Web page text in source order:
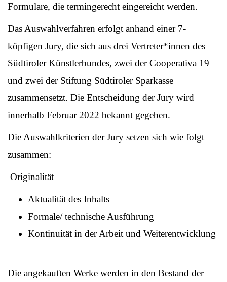
Formulare, die termingerecht eingereicht werden.
Das Auswahlverfahren erfolgt anhand einer 7-
köpfigen Jury, die sich aus drei Vertreter*innen des
Südtiroler Künstlerbundes, zwei der Cooperativa 19
und zwei der Stiftung Südtiroler Sparkasse
zusammensetzt. Die Entscheidung der Jury wird
innerhalb Februar 2022 bekannt gegeben.
Die Auswahlkriterien der Jury setzen sich wie folgt
zusammen:
Originalität
Aktualität des Inhalts
Formale/ technische Ausführung
Kontinuität in der Arbeit und Weiterentwicklung
Die angekauften Werke werden in den Bestand der